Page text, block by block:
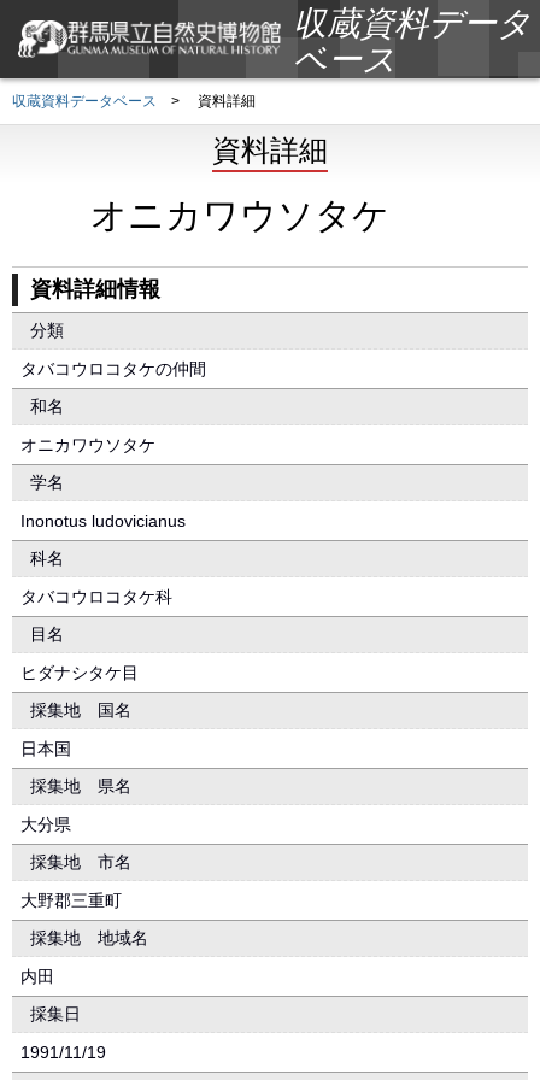
収蔵資料データ
ベース
収蔵資料データベース > 資料詳細
資料詳細
オニカワウソタケ
資料詳細情報
分類
タバコウロコタケの仲間
和名
オニカワウソタケ
学名
Inonotus ludovicianus
科名
タバコウロコタケ科
目名
ヒダナシタケ目
採集地 国名
日本国
採集地 県名
大分県
採集地 市名
大野郡三重町
採集地 地域名
内田
採集日
1991/11/19